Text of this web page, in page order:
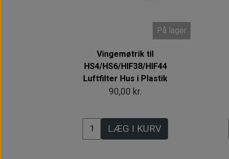
På lager
Vingemøtrik til
HS4/HS6/HIF38/HIF44
Luftfilter Hus i Plastik
90,00 kr.
LÆG I KURV